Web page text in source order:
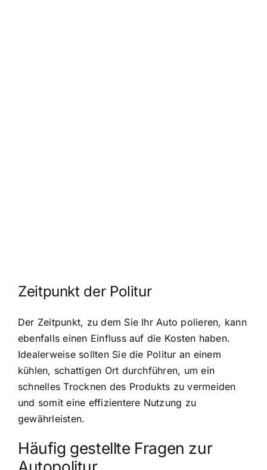
Zeitpunkt der Politur
Der Zeitpunkt, zu dem Sie Ihr Auto polieren, kann
ebenfalls einen Einfluss auf die Kosten haben.
Idealerweise sollten Sie die Politur an einem
kühlen, schattigen Ort durchführen, um ein
schnelles Trocknen des Produkts zu vermeiden
und somit eine effizientere Nutzung zu
gewährleisten.
Häufig gestellte Fragen zur